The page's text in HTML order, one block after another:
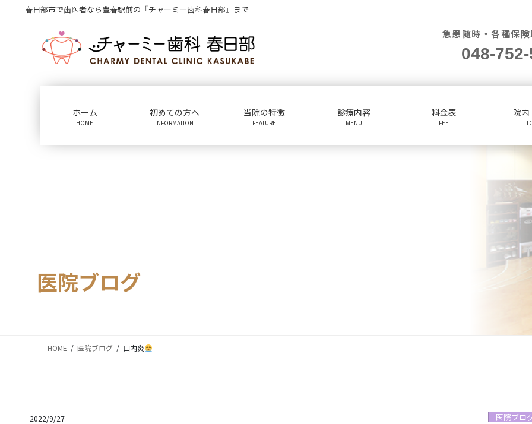
春日部市で歯医者なら豊春駅前の『チャーミー歯科春日部』まで
急患随時・各種保
048-
ホーム
HOME
初めての方へ
INFORMATION
当院の特徴
FEATURE
診療内容
MENU
料金表
FEE
院
医院ブログ
HOME 医院ブログ 口内炎
2022/9/27 医院ブロ